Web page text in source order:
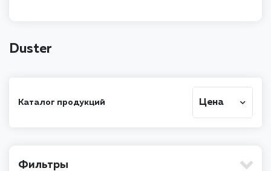
Duster
Каталог продукций Цена
Фильтры